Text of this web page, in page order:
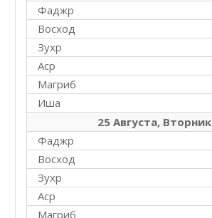
Фаджр
Восход
Зухр
Аср
Магриб
Иша
25 Августа, Вторник
Фаджр
Восход
Зухр
Аср
Магриб